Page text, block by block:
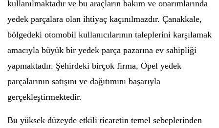
kullanılmaktadır ve bu araçların bakım ve onarımlarında
yedek parçalara olan ihtiyaç kaçınılmazdır. Çanakkale,
bölgedeki otomobil kullanıcılarının taleplerini karşılamak
amacıyla büyük bir yedek parça pazarına ev sahipliği
yapmaktadır. Şehirdeki birçok firma, Opel yedek
parçalarının satışını ve dağıtımını başarıyla
gerçekleştirmektedir.
Bu yüksek düzeyde etkili ticaretin temel sebeplerinden